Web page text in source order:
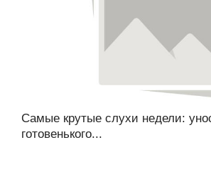
Самые крутые слухи недели:
готовенького...